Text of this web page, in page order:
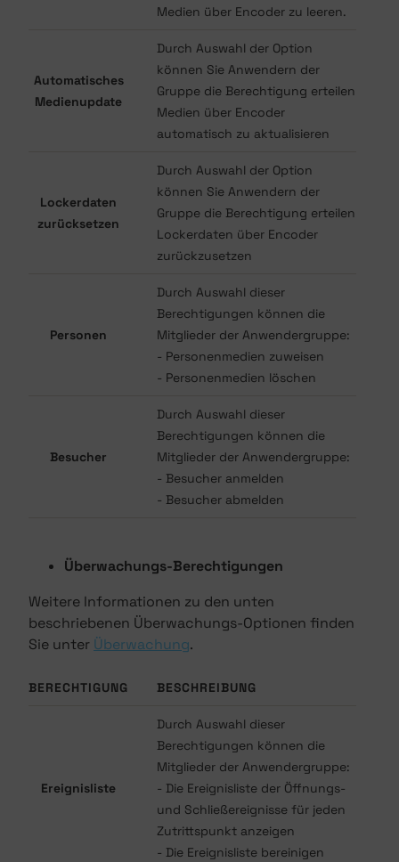
Medien über Encoder zu leeren.
Automatisches
Medienupdate
Durch Auswahl der Option
können Sie Anwendern der
Gruppe die Berechtigung erteilen
Medien über Encoder
automatisch zu aktualisieren
Lockerdaten
zurücksetzen
Durch Auswahl der Option
können Sie Anwendern der
Gruppe die Berechtigung erteilen
Lockerdaten über Encoder
zurückzusetzen
Personen
Durch Auswahl dieser
Berechtigungen können die
Mitglieder der Anwendergruppe:
- Personenmedien zuweisen
- Personenmedien löschen
Besucher
Durch Auswahl dieser
Berechtigungen können die
Mitglieder der Anwendergruppe:
- Besucher anmelden
- Besucher abmelden
Überwachungs-Berechtigungen
Weitere Informationen zu den unten
beschriebenen Überwachungs-Optionen finden
Sie unter Überwachung.
BERECHTIGUNG BESCHREIBUNG
Ereignisliste
Durch Auswahl dieser
Berechtigungen können die
Mitglieder der Anwendergruppe:
- Die Ereignisliste der Öffnungs-
und Schließereignisse für jeden
Zutrittspunkt anzeigen
- Die Ereignisliste bereinigen